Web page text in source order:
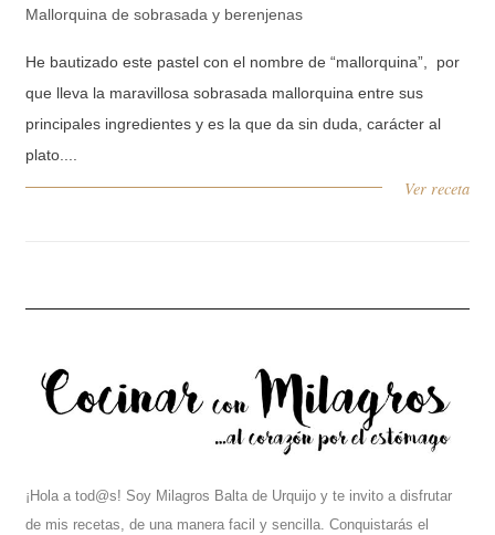
Mallorquina de sobrasada y berenjenas
He bautizado este pastel con el nombre de “mallorquina”, por
que lleva la maravillosa sobrasada mallorquina entre sus
principales ingredientes y es la que da sin duda, carácter al
plato....
Ver receta
¡Hola a tod@s! Soy Milagros Balta de Urquijo y te invito a disfrutar
de mis recetas, de una manera facil y sencilla. Conquistarás el